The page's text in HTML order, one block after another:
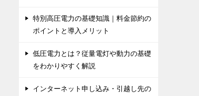
特別高圧電力の基礎知識｜料金節約の
ポイントと導入メリット
低圧電力とは？従量電灯や動力の基礎
をわかりやすく解説
インターネット申し込み・引越し先の